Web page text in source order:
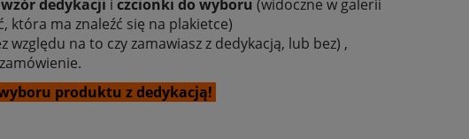
dedykacji i czcionki do wyboru (widoczne w galerii
która ma znaleźć się na plakietce)
względu na to czy zamawiasz z dedykacją, lub bez) ,
produktu z dedykacją!